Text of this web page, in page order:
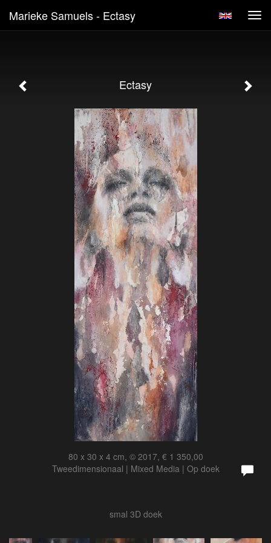
Marieke Samuels - Ectasy
Ectasy
80 x 30 x 4 cm, © 2017, € 1 350,00
Tweedimensionaal | Mixed Media | Op doek
smal 3D doek